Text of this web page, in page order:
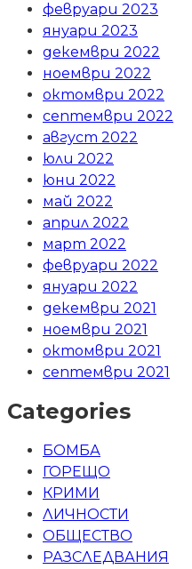
февруари 2023
януари 2023
декември 2022
ноември 2022
октомври 2022
септември 2022
август 2022
юли 2022
юни 2022
май 2022
април 2022
март 2022
февруари 2022
януари 2022
декември 2021
ноември 2021
октомври 2021
септември 2021
Categories
БОМБА
ГОРЕЩО
КРИМИ
ЛИЧНОСТИ
ОБЩЕСТВО
РАЗСЛЕДВАНИЯ